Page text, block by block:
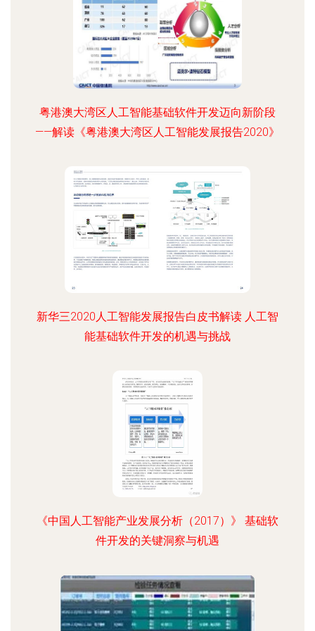
粤港澳大湾区人工智能基础软件开发迈向新阶段
——解读《粤港澳大湾区人工智能发展报告2020》
新华三2020人工智能发展报告白皮书解读 人工智
能基础软件开发的机遇与挑战
《中国人工智能产业发展分析（2017）》 基础软
件开发的关键洞察与机遇